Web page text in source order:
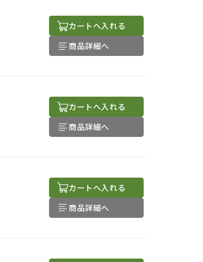
カートへ入れる
商品詳細へ
カートへ入れる
商品詳細へ
カートへ入れる
商品詳細へ